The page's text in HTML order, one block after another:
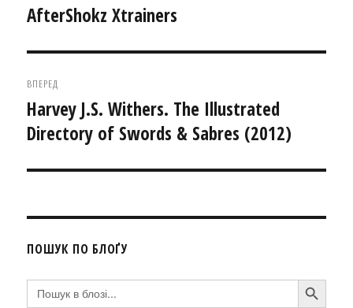
записів
Попередній
AfterShokz Xtrainers
ВПЕРЕД
Наступний
запис:
Harvey J.S. Withers. The Illustrated
Directory of Swords & Sabres (2012)
ПОШУК ПО БЛОҐУ
Search
for:
SEARCH BUTTON